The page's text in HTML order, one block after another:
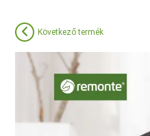
Következő termék